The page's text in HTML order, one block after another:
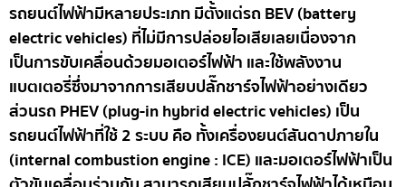
รถยนต์ไฟฟ้ามีหลายประเภท มีตั้งแต่รถ BEV (battery
electric vehicles) ที่ไม่มีการปล่อยไอเสียเลยเนื่องจาก
เป็นการขับเคลื่อนด้วยมอเตอร์ไฟฟ้า และใช้พลังงาน
แบตเตอรี่ซึ่งมาจากการเสียบปลั๊กชาร์จไฟฟ้าอย่างเดียว
ส่วนรถ PHEV (plug-in hybrid electric vehicles) เป็น
รถยนต์ไฟฟ้าที่ใช้ 2 ระบบ คือ ทั้งเครื่องยนต์สันดาปภายใน
(internal combustion engine : ICE) และมอเตอร์ไฟฟ้าเป็น